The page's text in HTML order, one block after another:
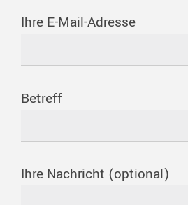
Ihre E-Mail-Adresse
Betreff
Ihre Nachricht (optional)